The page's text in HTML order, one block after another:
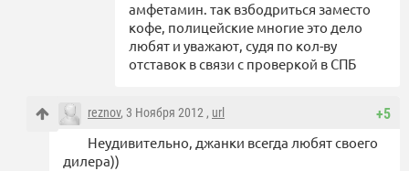
амфетамин. так взбодриться заместо
кофе, полицейские многие это дело
любят и уважают, судя по кол-ву
отставок в связи с проверкой в СПБ
+5
reznov, 3 Ноября 2012 , url
Неудивительно, джанки всегда любят своего
дилера))